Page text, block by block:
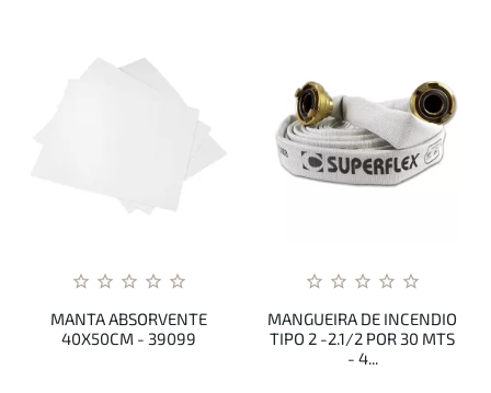
MANTA ABSORVENTE
40X50CM - 39099
MANGUEIRA DE INCENDIO
TIPO 2 -2.1/2 POR 30 MTS
- 4...